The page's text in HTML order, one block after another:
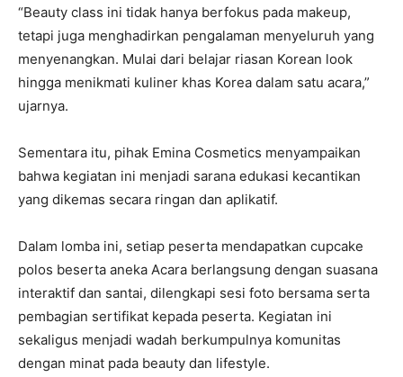
“Beauty class ini tidak hanya berfokus pada makeup,
tetapi juga menghadirkan pengalaman menyeluruh yang
menyenangkan. Mulai dari belajar riasan Korean look
hingga menikmati kuliner khas Korea dalam satu acara,”
ujarnya.
Sementara itu, pihak Emina Cosmetics menyampaikan
bahwa kegiatan ini menjadi sarana edukasi kecantikan
yang dikemas secara ringan dan aplikatif.
Dalam lomba ini, setiap peserta mendapatkan cupcake
polos beserta aneka Acara berlangsung dengan suasana
interaktif dan santai, dilengkapi sesi foto bersama serta
pembagian sertifikat kepada peserta. Kegiatan ini
sekaligus menjadi wadah berkumpulnya komunitas
dengan minat pada beauty dan lifestyle.